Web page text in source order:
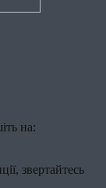
на:
звертайтесь